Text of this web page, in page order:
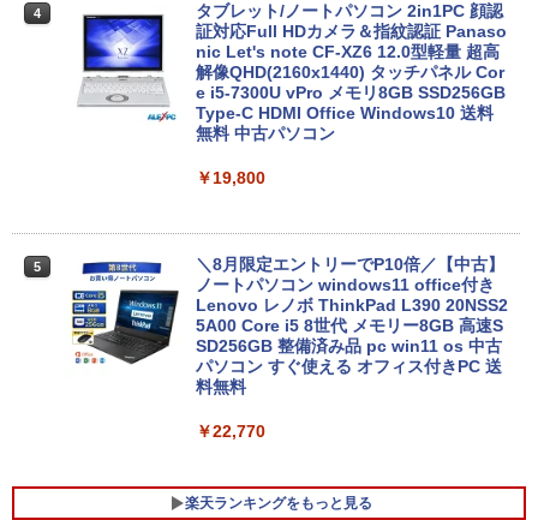
￥2,980
4
タブレット/ノートパソコン 2in1PC 顔認
証対応Full HDカメラ＆指紋認証 Panaso
nic Let's note CF-XZ6 12.0型軽量 超高
解像QHD(2160x1440) タッチパネル Cor
e i5-7300U vPro メモリ8GB SSD256GB
Type-C HDMI Office Windows10 送料
無料 中古パソコン
￥19,800
5
＼8月限定エントリーでP10倍／【中古】
ノートパソコン windows11 office付き
Lenovo レノボ ThinkPad L390 20NSS2
5A00 Core i5 8世代 メモリー8GB 高速S
SD256GB 整備済み品 pc win11 os 中古
パソコン すぐ使える オフィス付きPC 送
料無料
￥22,770
楽天ランキングをもっと見る